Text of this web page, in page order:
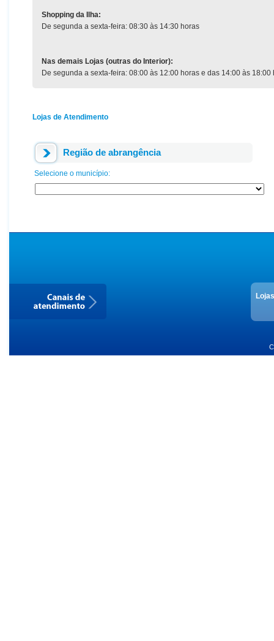
Shopping da Ilha:
De segunda a sexta-feira: 08:30 às 14:30 horas
Nas demais Lojas (outras do Interior):
De segunda a sexta-feira: 08:00 às 12:00 horas e das 14:00 às 18:00
Lojas de Atendimento
Região de abrangência
Selecione o município: